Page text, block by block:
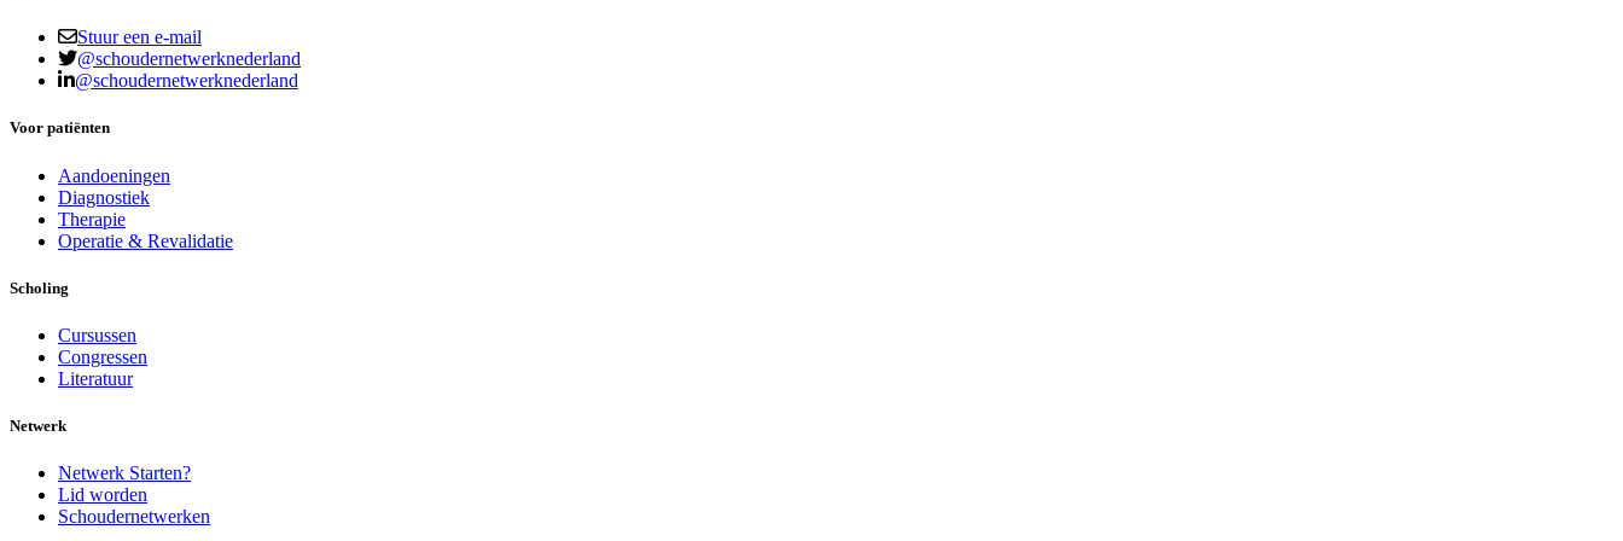
Stuur een e-mail
@schoudernetwerknederland
@schoudernetwerknederland
Voor patiënten
Aandoeningen
Diagnostiek
Therapie
Operatie & Revalidatie
Scholing
Cursussen
Congressen
Literatuur
Netwerk
Netwerk Starten?
Lid worden
Schoudernetwerken